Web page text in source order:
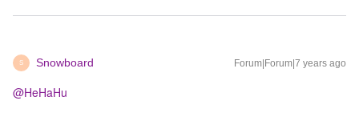
S Snowboard Forum|Forum|7 years ago
@HeHaHu